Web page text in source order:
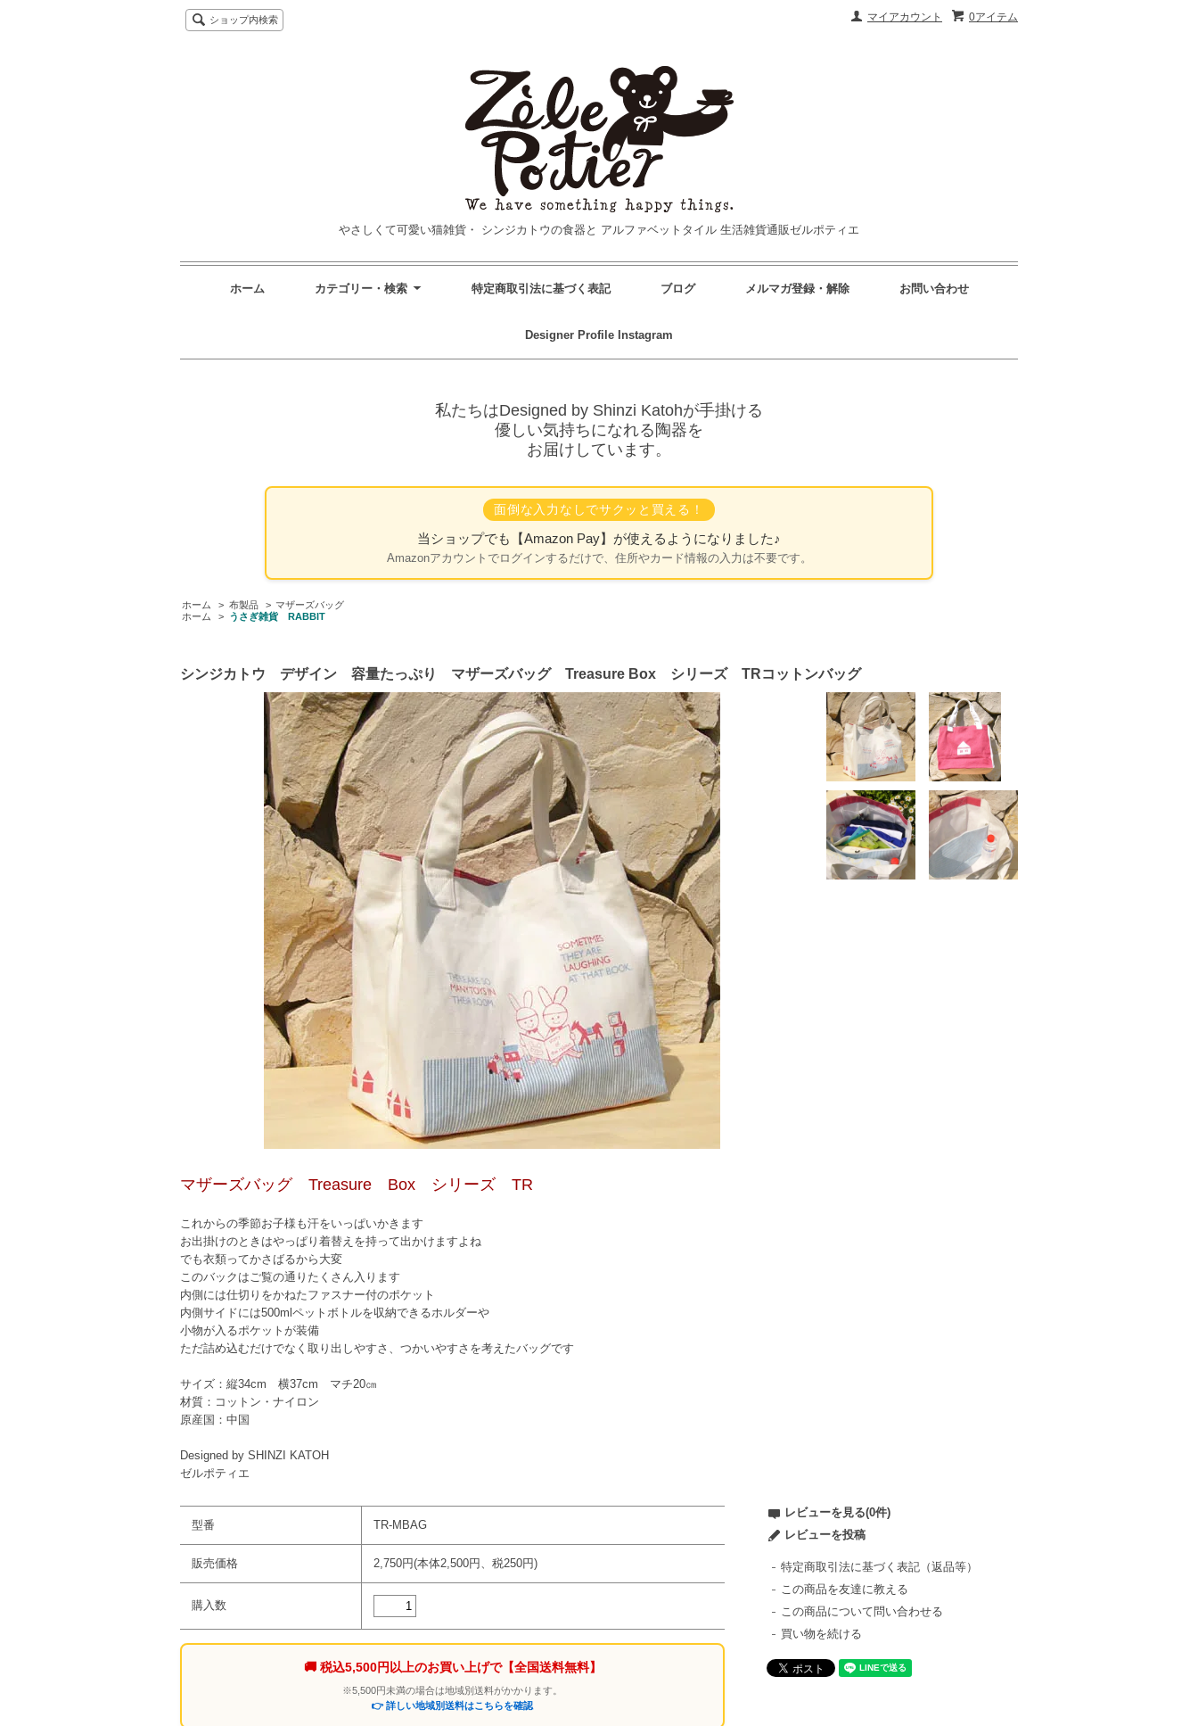
0アイテム
マイアカウント
ショップ内検索
やさしくて可愛い猫雑貨・ シンジカトウの食器と アルファベットタイル 生活雑貨通販ゼルポティエ
ホーム カテゴリー・検索 特定商取引法に基づく表記 ブログ メルマガ登録・解除 お問い合わせ
Designer Profile Instagram
私たちはDesigned by Shinzi Katohが手掛ける
優しい気持ちになれる陶器を
お届けしています。
面倒な入力なしでサクッと買える！
当ショップでも 【Amazon Pay】 が使えるようになりました♪
Amazonアカウントでログインするだけで、住所やカード情報の入力は不要です。
ホーム > 布製品 > マザーズバッグ
ホーム
> うさぎ雑貨 RABBIT
シンジカトウ デザイン 容量たっぷり マザーズバッグ Treasure Box シリーズ TRコットンバッグ
マザーズバッグ Treasure Box シリーズ TR
これからの季節お子様も汗をいっぱいかきます
お出掛けのときはやっぱり着替えを持って出かけますよね
でも衣類ってかさばるから大変
このバックはご覧の通りたくさん入ります
内側には仕切りをかねたファスナー付のポケット
内側サイドには500mlペットボトルを収納できるホルダーや
小物が入るポケットが装備
ただ詰め込むだけでなく取り出しやすさ、つかいやすさを考えたバッグです
サイズ：縦34cm 横37cm マチ20㎝
材質：コットン・ナイロン
原産国：中国
Designed by SHINZI KATOH
ゼルポティエ
型番 TR-MBAG
販売価格 2,750円(本体2,500円、税250円)
購入数
🚚 税込5,500円以上のお買い上げで【全国送料無料】
※5,500円未満の場合は地域別送料がかかります。
👉 詳しい地域別送料はこちらを確認
レビューを見る(0件)
レビューを投稿
特定商取引法に基づく表記（返品等）
この商品を友達に教える
この商品について問い合わせる
買い物を続ける